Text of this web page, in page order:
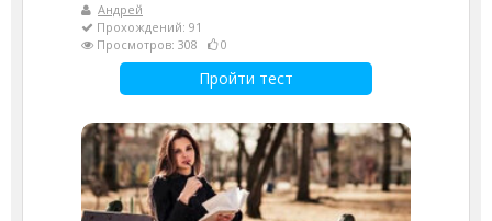
Андрей
Прохождений: 91
Просмотров: 308
0
Пройти тест